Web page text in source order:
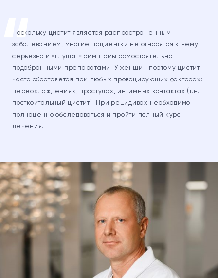
Поскольку цистит является распространенным
заболеванием, многие пациентки не относятся к нему
серьезно и «глушат» симптомы самостоятельно
подобранными препаратами. У женщин поэтому цистит
часто обостряется при любых провоцирующих факторах:
переохлаждениях, простудах, интимных контактах (т.н.
посткоитальный цистит). При рецидивах необходимо
полноценно обследоваться и пройти полный курс
лечения.